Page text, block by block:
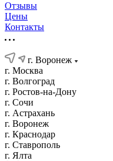
Отзывы
Цены
Контакты
г. Воронеж
г. Москва
г. Волгоград
г. Ростов-на-Дону
г. Сочи
г. Астрахань
г. Воронеж
г. Краснодар
г. Ставрополь
г. Ялта